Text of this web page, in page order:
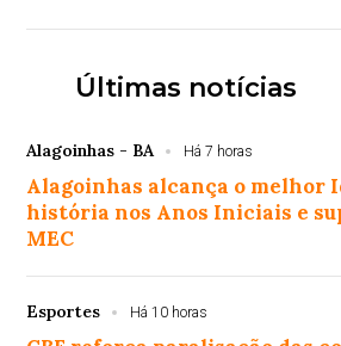
Últimas notícias
Alagoinhas - BA Há 7 horas
Alagoinhas alcança o melhor
história nos Anos Iniciais e
MEC
Esportes Há 10 horas